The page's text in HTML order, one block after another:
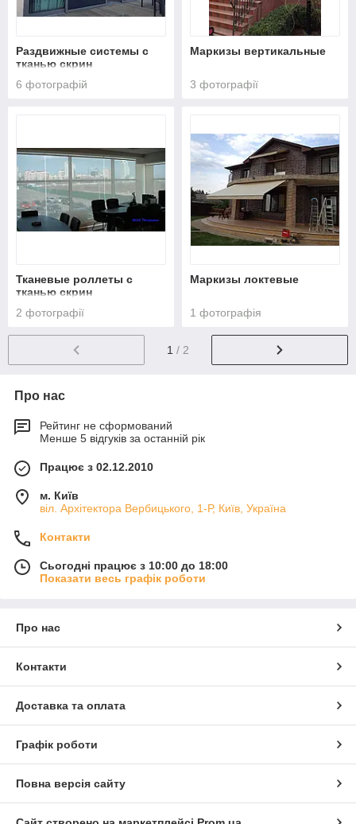
Раздвижные системы с
тканью скрин
6 фотографій
Маркизы вертикальные
3 фотографії
Тканевые роллеты с
тканью скрин
2 фотографії
Маркизы локтевые
1 фотографія
1 / 2
Про нас
Рейтинг не сформований
Менше 5 відгуків за останній рік
Працює з 02.12.2010
м. Київ
віл. Архітектора Вербицького, 1-Р, Київ, Україна
Контакти
Сьогодні працює з 10:00 до 18:00
Показати весь графік роботи
Про нас
Контакти
Доставка та оплата
Графік роботи
Повна версія сайту